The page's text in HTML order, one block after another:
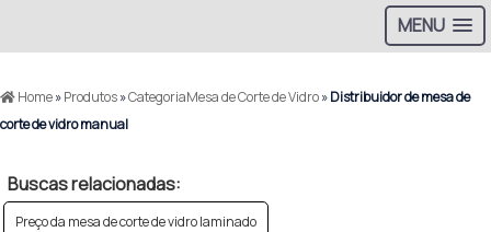
MENU
Home»Produtos»CategoriaMesa de Corte de Vidro»Distribuidor de mesa de
corte de vidro manual
Buscas relacionadas:
Preço da mesa de corte de vidro laminado